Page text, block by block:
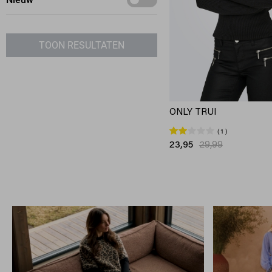
Blazers
OndergoedTOON RESULTATEN
ONLY TRUI
1
23,95 29,99